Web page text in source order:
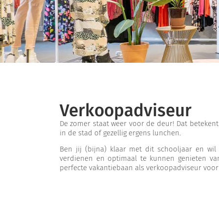
Verkoopadviseur
De zomer staat weer voor de deur! Dat
in de stad of gezellig ergens lunchen.
Ben jij (bijna) klaar met dit schooljaar en
verdienen en optimaal te kunnen genieten
perfecte vakantiebaan als verkoopadviseur